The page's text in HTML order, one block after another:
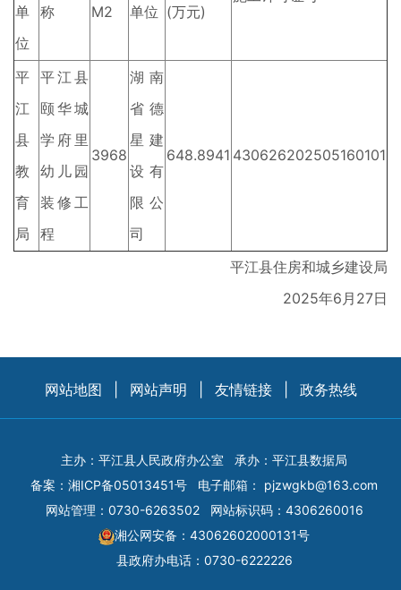
单
位
称
M2
单位 (万元)
平
江
县
教
育
局
平江县
颐华城
学府里
幼儿园
装修工
程
3968
湖南
省德
星建
设有
限公
司
648.8941 430626202505160101
平江县住房和城乡建设局
2025年6月27日
网站地图 网站声明 友情链接 政务热线
主办：平江县人民政府办公室
承办：平江县数据局
备案： 湘ICP备05013451号 电子邮箱： pjzwgkb@163.com
网站管理：0730-6263502
网站标识码：4306260016
湘公网安备：43062602000131号
县政府办电话：0730-6222226